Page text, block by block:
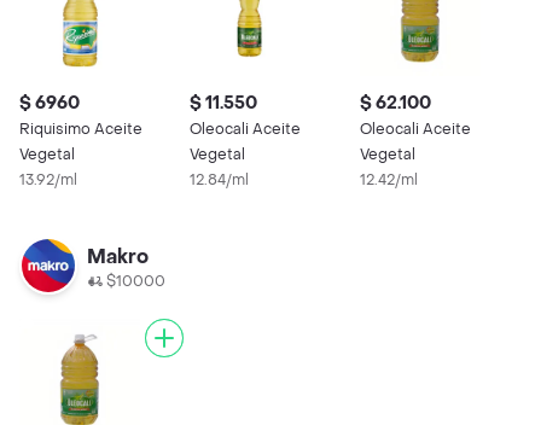
$ 6960
Riquisimo Aceite
Vegetal
13.92/ml
$ 11.550
Oleocali Aceite
Vegetal
12.84/ml
$ 62.100
Oleocali Aceite
Vegetal
12.42/ml
Makro
$10000